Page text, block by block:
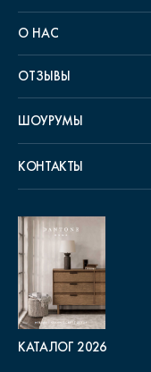
О НАС
ОТЗЫВЫ
ШОУРУМЫ
КОНТАКТЫ
КАТАЛОГ 2026